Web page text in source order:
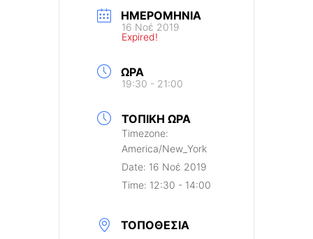
ΗΜΕΡΟΜΗΝΊΑ
16 Νοέ 2019
Expired!
ΏΡΑ
19:30 - 21:00
ΤΟΠΙΚΉ ΏΡΑ
Timezone:
America/New_York
Date: 16 Νοέ 2019
Time: 12:30 - 14:00
ΤΟΠΟΘΕΣΊΑ